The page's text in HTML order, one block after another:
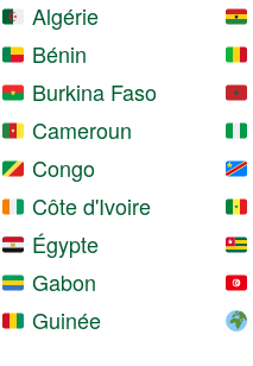
Algérie
Bénin
Burkina Faso
Cameroun
Congo
Côte d'Ivoire
Égypte
Gabon
Guinée